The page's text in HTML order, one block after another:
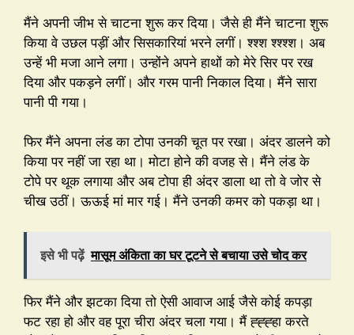
मैंने अपनी जीभ से चाटना शुरू कर दिया। जैसे ही मैंने चाटना शुरू
किया वे उछल पड़ीं और सिसकारियां भरने लगीं। श्श्श श्श्श्श। अब
उन्हें भी मजा आने लगा। उन्होंने अपने हाथों को मेरे सिर पर रख
दिया और पकड़ने लगीं। और गरम पानी निकाल दिया। मैंने सारा
पानी पी गया।
फिर मैंने अपना लंड का टोपा उनकी चूत पर रखा। अंदर डालने को
किया पर नहीं जा रहा था। मोटा होने की वजह से। मैंने लंड के
टोपे पर थूक लगाया और अब टोपा ही अंदर डाला था तो वे जोर से
चीख उठीं। ऊऊई मां मार गई। मैंने उनकी कमर को पकड़ा था।
इसे भी पढ़ें मासूम अंकिता का घर टूटने से बचाया उसे चोद कर
फिर मैंने और झटका दिया तो ऐसी आवाज आई जैसे कोई कपड़ा
फट रहा हो और वह पूरा चीरा अंदर चला गया। मैं ह्ह्ह्हा करते